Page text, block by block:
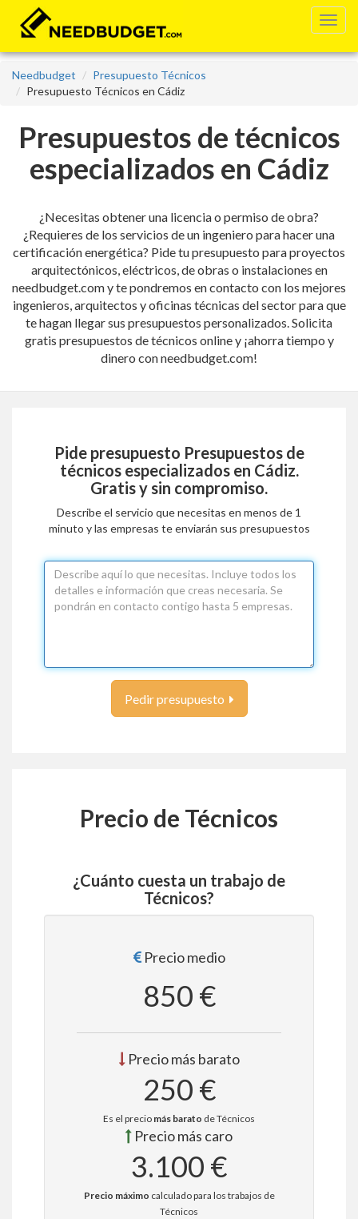
Needbudget
Presupuesto Técnicos
Presupuesto Técnicos en Cádiz
Presupuestos de técnicos
especializados en Cádiz
¿Necesitas obtener una licencia o permiso de obra?
¿Requieres de los servicios de un ingeniero para hacer una
certificación energética? Pide tu presupuesto para proyectos
arquitectónicos, eléctricos, de obras o instalaciones en
needbudget.com y te pondremos en contacto con los mejores
ingenieros, arquitectos y oficinas técnicas del sector para que
te hagan llegar sus presupuestos personalizados. Solicita
gratis presupuestos de técnicos online y ¡ahorra tiempo y
dinero con needbudget.com!
Pide presupuesto Presupuestos de
técnicos especializados en Cádiz.
Gratis y sin compromiso.
Describe el servicio que necesitas en menos de 1
minuto y las empresas te enviarán sus presupuestos
Pedir presupuesto
Precio de Técnicos
¿Cuánto cuesta un trabajo de
Técnicos?
Precio medio
850 €
Precio más barato
250 €
Es el precio más barato de Técnicos
Precio más caro
3.100 €
Precio máximo calculado para los trabajos de
Técnicos